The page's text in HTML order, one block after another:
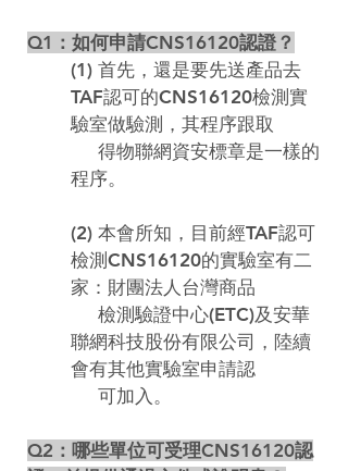
Q1：如何申請CNS16120認證？
(1) 首先，還是要先送產品去
TAF認可的CNS16120檢測實
驗室做驗測，其程序跟取
程序。
(2) 本會所知，目前經TAF認可
檢測CNS16120的實驗室有二
家：財團法人台灣商品
聯網科技股份有限公司，陸續
會有其他實驗室申請認
     可加入。
Q2：哪些單位可受理CNS16120認